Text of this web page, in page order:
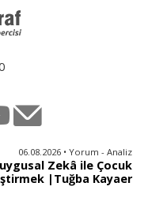
06.08.2026 • Yorum - Analiz
Zekâ ile Çocuk
|Tuğba Kayaer